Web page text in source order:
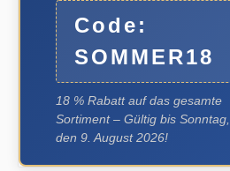
Code:
SOMMER18
18 % Rabatt auf das gesamte
Sortiment – Gültig bis Sonntag,
den 9. August 2026!